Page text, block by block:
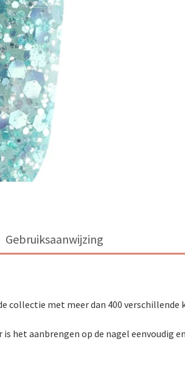
Gebruiksaanwijzing
collectie met meer dan 400 verschillende
het aanbrengen op de nagel eenvoudig